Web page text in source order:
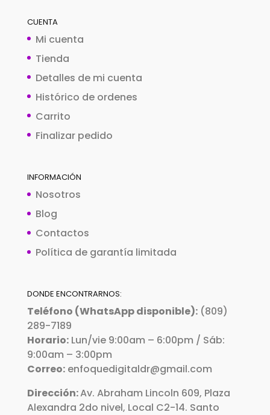
CUENTA
Mi cuenta
Tienda
Detalles de mi cuenta
Histórico de ordenes
Carrito
Finalizar pedido
INFORMACIÓN
Nosotros
Blog
Contactos
Política de garantía limitada
DONDE ENCONTRARNOS:
Teléfono (WhatsApp disponible):(809)
289-7189
Horario:Lun/vie 9:00am – 6:00pm / Sáb:
9:00am – 3:00pm
Correo:enfoquedigitaldr@gmail.com
Dirección:Av. Abraham Lincoln 609, Plaza
Alexandra 2do nivel, Local C2-14. Santo